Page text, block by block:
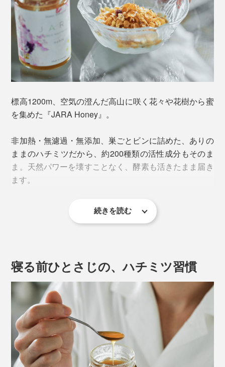
では約120人の採蜜家のみ、年間でも約3000kgしか採れ
ない、希少なハチミツです。
このJARAによるハチミツ生産技術は、ジョージア文化
遺産保護庁から無形文化遺産に認定され、EUオーガニ
ック認証を取得しています。
舌触り。粉砕することで酵素が活発化し、ビンの中で発
酵しているため、ワインのような香りと濃厚さが特徴。
ほのかに酸味を感じます。表面の泡立ちは、酵素が生き
ている証です。
複雑で芳醇な味わいなのに、すっきりとした甘さで、口
う。
と、花々の受粉を支えてきたコーカサス・ミツバチの特
性の掛け合わせによる賜物。
コーカサスミツバチは、他のミツバチより0.5mm以上長
樹液から、大量に蜜を採取する能力があるのだとか。
標高1200m、空気の澄んだ高山に咲く花々や花樹から蜜
を集めた『JARA Honey』。
非加熱・無濾過・無添加、巣ごとビンに詰めた、ありの
ままのハチミツだから、約200種類の活性成分もそのま
ま。天然パワーを壊すことなく、酵素も活きたまま届き
ます。
壁の材料になっている「蜜ロウ」は、働きバチの腹部の
腺から分泌されたもので、ビタミンやミネラルが豊富。
コスメなどの原料としても使われています。
一般的なハチミツは、巣からハチミツだけを取り出した
もの。採取された巣には、ハチそのものは入っていませ
ん。
続きを読む
寝る前ひとさじの、ハチミツ習慣